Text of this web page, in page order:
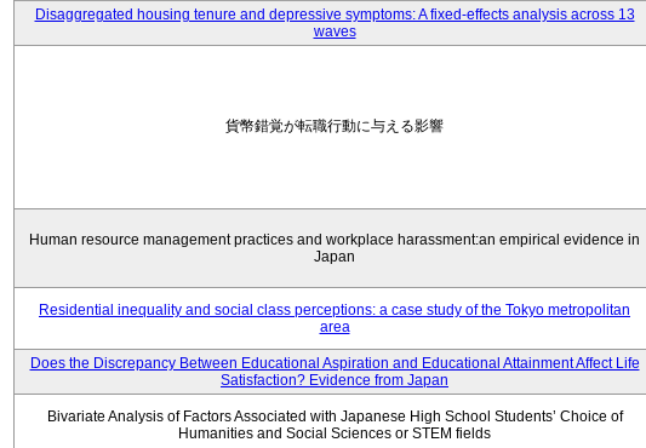
Disaggregated housing tenure and depressive symptoms: A fixed-effects analysis across 13
waves
貨幣錯覚が転職行動に与える影響
Human resource management practices and workplace harassment:an empirical evidence in
Japan
Residential inequality and social class perceptions: a case study of the Tokyo metropolitan
area
Does the Discrepancy Between Educational Aspiration and Educational Attainment Affect Life
Satisfaction? Evidence from Japan
Bivariate Analysis of Factors Associated with Japanese High School Students’ Choice of
Humanities and Social Sciences or STEM fields